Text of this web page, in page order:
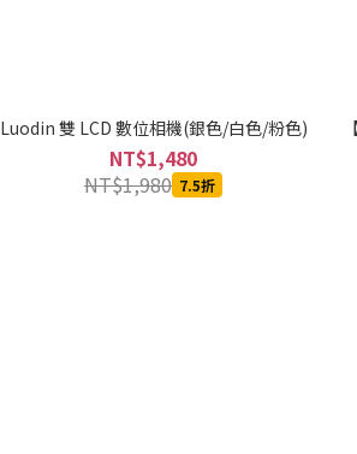
Luodin 雙 LCD 數位相機(銀色/白色/粉色)
NT$1,480
NT$1,980 7.5折